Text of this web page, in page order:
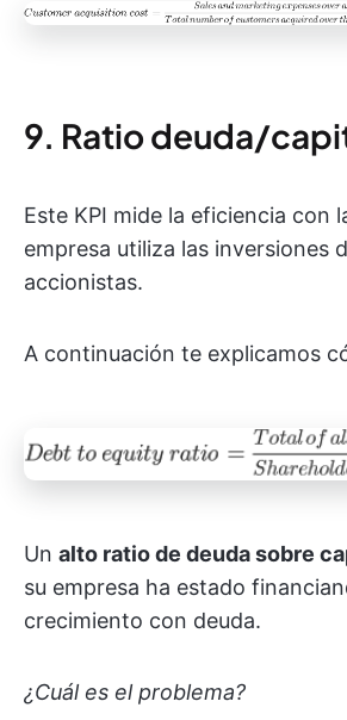
9. Ratio deuda/
Este KPI mide la eficiencia con
empresa utiliza las inversiones
accionistas.
A continuación te explicamos
Un alto ratio de deuda sobre
su empresa ha estado
crecimiento con deuda.
¿Cuál es el problema?